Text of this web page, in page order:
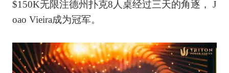
$150K无限注德州扑克8人桌经过三天的角逐， J
oao Vieira成为冠军。